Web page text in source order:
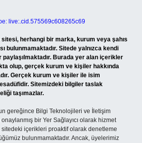
live:.cid.575569c608265c69
sitesi, herhangi bir marka, kurum veya şahıs
bulunmamaktadır. Sitede yalnızca kendi
paylaşılmaktadır. Burada yer alan içerikler
olup, gerçek kurum ve kişiler hakkında
Gerçek kurum ve kişiler ile isim
Sitemizdeki bilgiler taslak
taşımazlar.
gereğince Bilgi Teknolojileri ve İletişim
bir Yer Sağlayıcı olarak hizmet
içerikleri proaktif olarak denetleme
bulunmamaktadır. Ancak, üyelerimiz